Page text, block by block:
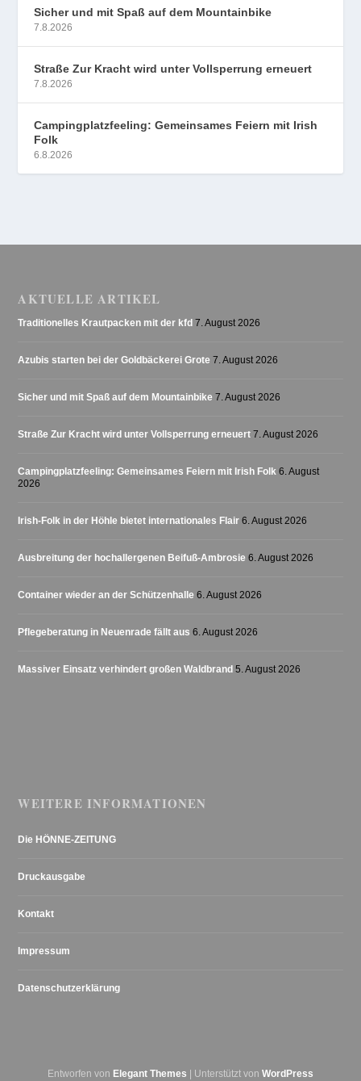
Sicher und mit Spaß auf dem Mountainbike
7.8.2026
Straße Zur Kracht wird unter Vollsperrung erneuert
7.8.2026
Campingplatzfeeling: Gemeinsames Feiern mit Irish
Folk
6.8.2026
AKTUELLE ARTIKEL
Traditionelles Krautpacken mit der kfd 7. August 2026
Azubis starten bei der Goldbäckerei Grote 7. August 2026
Sicher und mit Spaß auf dem Mountainbike 7. August 2026
Straße Zur Kracht wird unter Vollsperrung erneuert 7. August 2026
Campingplatzfeeling: Gemeinsames Feiern mit Irish Folk 6. August
2026
Irish-Folk in der Höhle bietet internationales Flair 6. August 2026
Ausbreitung der hochallergenen Beifuß-Ambrosie 6. August 2026
Container wieder an der Schützenhalle 6. August 2026
Pflegeberatung in Neuenrade fällt aus 6. August 2026
Massiver Einsatz verhindert großen Waldbrand 5. August 2026
WEITERE INFORMATIONEN
Die HÖNNE-ZEITUNG
Druckausgabe
Kontakt
Impressum
Datenschutzerklärung
Entworfen von Elegant Themes | Unterstützt von WordPress